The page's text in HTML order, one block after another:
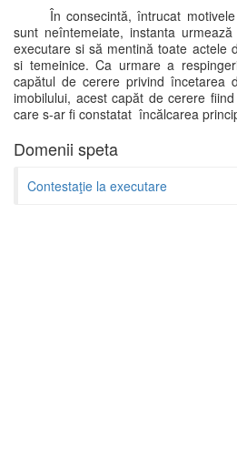
În consecintă, întrucat
sunt neîntemeiate, instanta
executare si să mentină toate actele
si temeinice. Ca urmare a
capătul de cerere privind încetarea
imobilului, acest capăt de cerere
care s-ar fi constatat încălcarea
Domenii speta
Contestaţie la executare